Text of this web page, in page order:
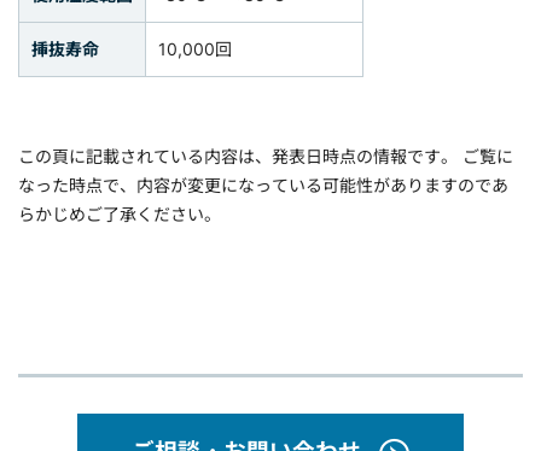
挿抜寿命 10,000回
この頁に記載されている内容は、発表日時点の情報です。 ご覧に
なった時点で、内容が変更になっている可能性がありますのであ
らかじめご了承ください。